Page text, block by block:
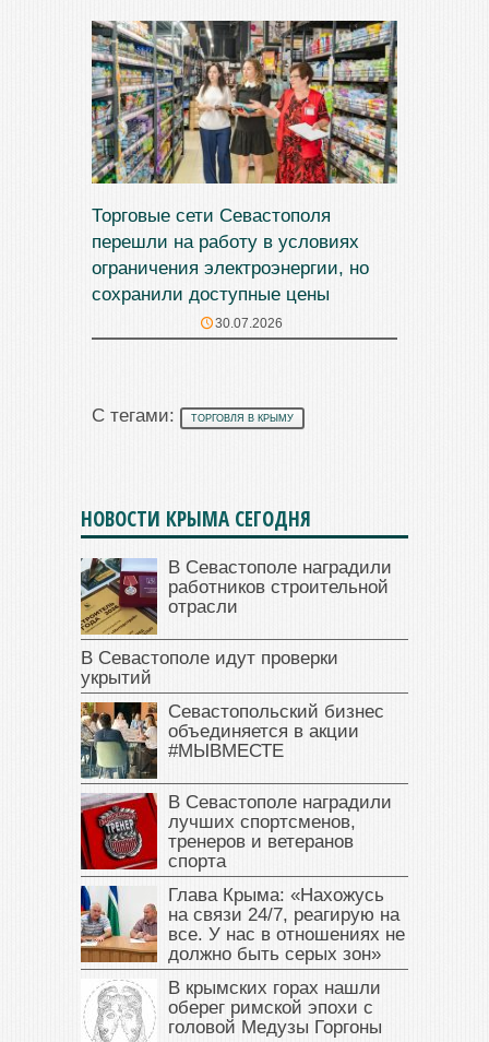
Торговые сети Севастополя
перешли на работу в условиях
ограничения электроэнергии, но
сохранили доступные цены
30.07.2026
С тегами: ТОРГОВЛЯ В КРЫМУ
НОВОСТИ КРЫМА СЕГОДНЯ
В Севастополе наградили
работников строительной
отрасли
В Севастополе идут проверки
укрытий
Севастопольский бизнес
объединяется в акции
#МЫВМЕСТЕ
В Севастополе наградили
лучших спортсменов,
тренеров и ветеранов
спорта
Глава Крыма: «Нахожусь
на связи 24/7, реагирую на
все. У нас в отношениях не
должно быть серых зон»
В крымских горах нашли
оберег римской эпохи с
головой Медузы Горгоны